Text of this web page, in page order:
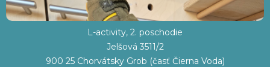
L-activity, 2. poschodie
Jelšová 3511/2
900 25 Chorvátsky Grob (časť Čierna Voda)